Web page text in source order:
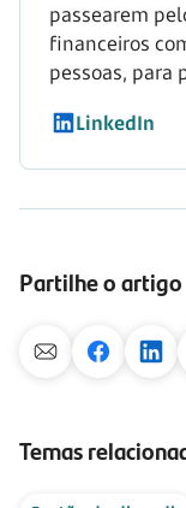
passearem
financeiros
pessoas, para
LinkedIn
Partilhe o artigo
Temas